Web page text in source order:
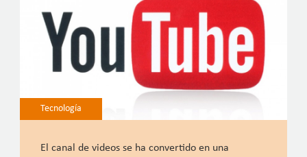
Tecnología
El canal de videos se ha convertido en una